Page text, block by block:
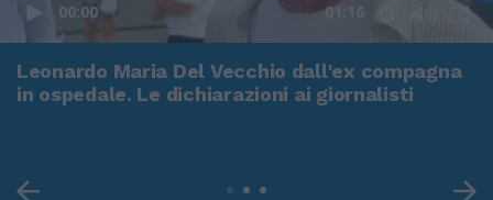
00:00 01:16
Leonardo Maria Del Vecchio dall'ex compagna
in ospedale. Le dichiarazioni ai giornalisti